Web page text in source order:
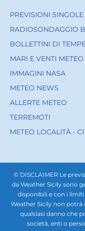
PREVISIONI
RADIOSONDAGGIO
BOLLETTINI DI
MARI E VENTI
IMMAGINI NASA
METEO NEWS
ALLERTE METEO
TERREMOTI
METEO LOCALITÀ -
© DISCLAIMER Le
da Weather Sicily sono
disponibili e con i
Weather Sicily non potrà
qualsiasi danno che
società, enti o